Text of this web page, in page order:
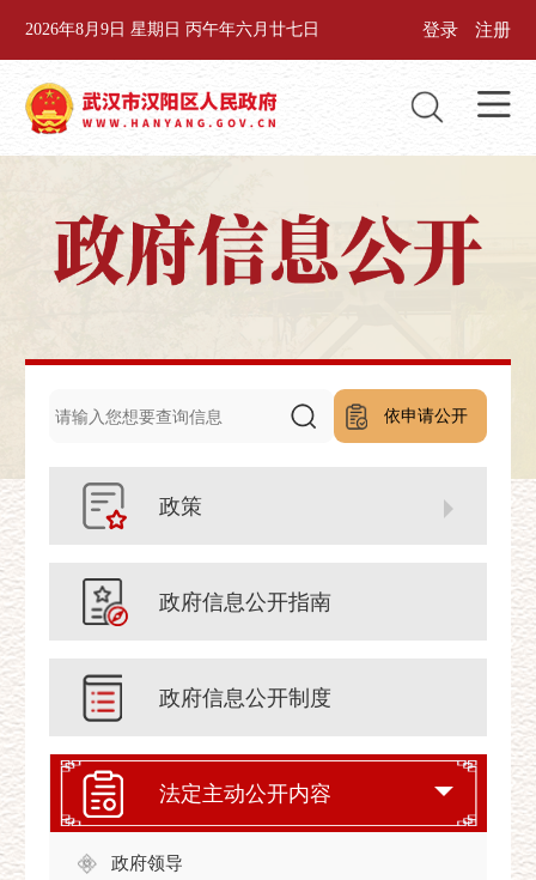
2026年8月9日 星期日 丙午年六月廿七日 登录 注册
依申请公开
政策
政府信息公开指南
政府信息公开制度
法定主动公开内容
政府领导